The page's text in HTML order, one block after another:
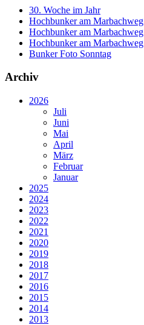
30. Woche im Jahr
Hochbunker am
Hochbunker am
Hochbunker am
Bunker Foto Sonntag
Archiv
2026
Juli
Juni
Mai
April
März
Februar
Januar
2025
2024
2023
2022
2021
2020
2019
2018
2017
2016
2015
2014
2013